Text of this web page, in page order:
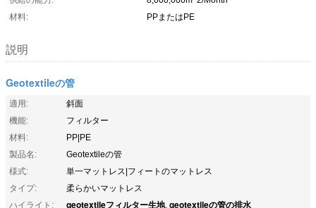
材料:
PPまたはPE
説明
Geotextileの管
適用:
斜面
機能:
フィルター
材料:
PP|PE
製品名:
Geotextileの管
様式:
単一マットレス|フィートのマットレス
タイプ:
柔らかいマットレス
ハイライト:
geotextileフィルター生地, geotextileの管の排水